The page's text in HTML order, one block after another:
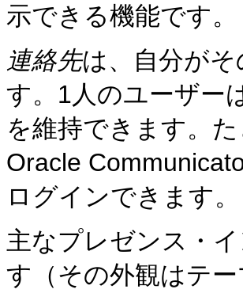
示できる機能です。
連絡先は、自分が
す。1人のユーザー
を維持できます。
Oracle
ログインできます。
主なプレゼンス・
す（その外観はテ